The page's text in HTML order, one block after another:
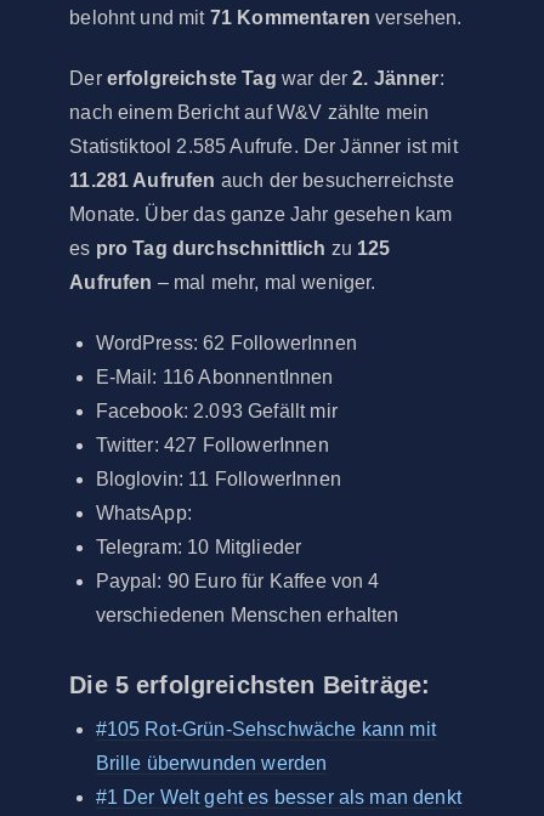
belohnt und mit71 Kommentaren versehen.
Der erfolgreichste Tag war der2. Jänner:
nach einem Bericht auf W&V zählte mein
Statistiktool 2.585 Aufrufe. Der Jänner ist mit
11.281 Aufrufen auch der besucherreichste
Monate. Über das ganze Jahr gesehen kam
es pro Tag durchschnittlich zu 125
Aufrufen – mal mehr, mal weniger.
WordPress: 62 FollowerInnen
E-Mail: 116 AbonnentInnen
Facebook: 2.093 Gefällt mir
Twitter: 427 FollowerInnen
Bloglovin: 11 FollowerInnen
WhatsApp:
Telegram: 10 Mitglieder
Paypal: 90 Euro für Kaffee von 4
verschiedenen Menschen erhalten
Die 5 erfolgreichsten Beiträge:
#105 Rot-Grün-Sehschwäche kann mit
Brille überwunden werden
#1 Der Welt geht es besser als man denkt